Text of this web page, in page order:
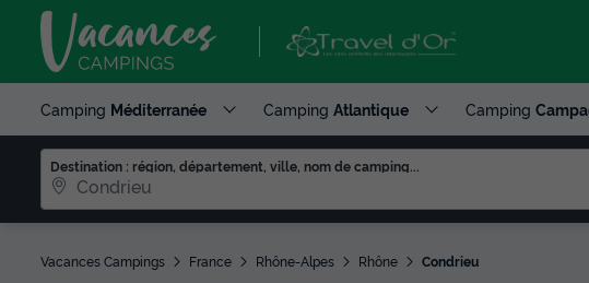
Camping Méditerranée Camping Atlantique Camping
Destination : région, département, ville, nom de camping...
Vacances Campings France Rhône-Alpes Rhône Condrieu